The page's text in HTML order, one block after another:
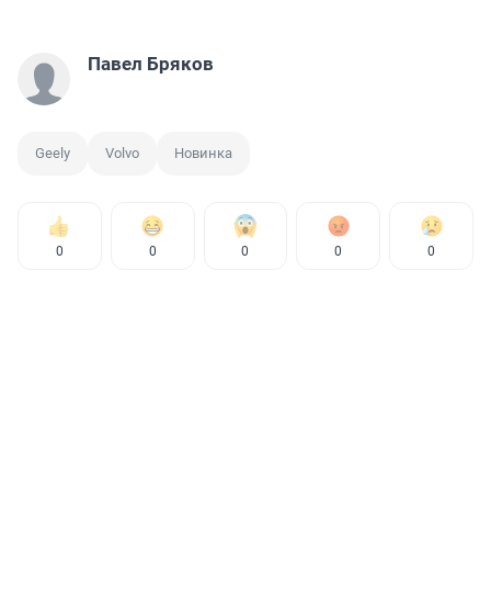
Павел Бряков
Geely Volvo Новинка
0 0 0 0 0